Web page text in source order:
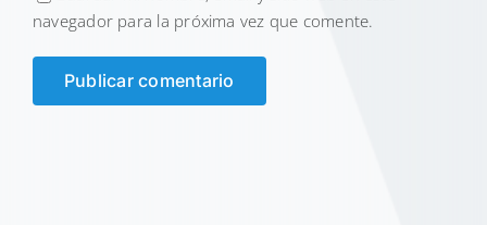
navegador para la próxima vez que comente.